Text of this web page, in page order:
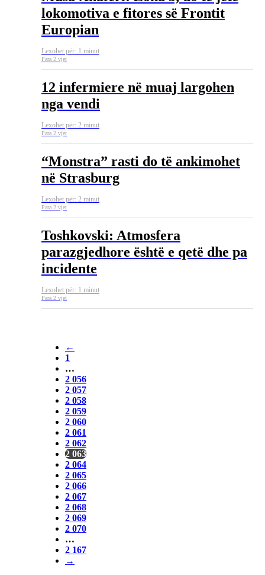
lokomotiva e fitores së Frontit
Europian
Lexohet për: 1 minut
Para 2 vjet
12 infermiere në muaj largohen
nga vendi
Lexohet për: 2 minut
Para 2 vjet
“Monstra” rasti do të ankimohet
në Strasburg
Lexohet për: 2 minut
Para 2 vjet
Toshkovski: Atmosfera
parazgjedhore është e qetë dhe pa
incidente
Lexohet për: 1 minut
Para 2 vjet
←
1
…
2 056
2 057
2 058
2 059
2 060
2 061
2 062
2 063
2 064
2 065
2 066
2 067
2 068
2 069
2 070
…
2 167
→